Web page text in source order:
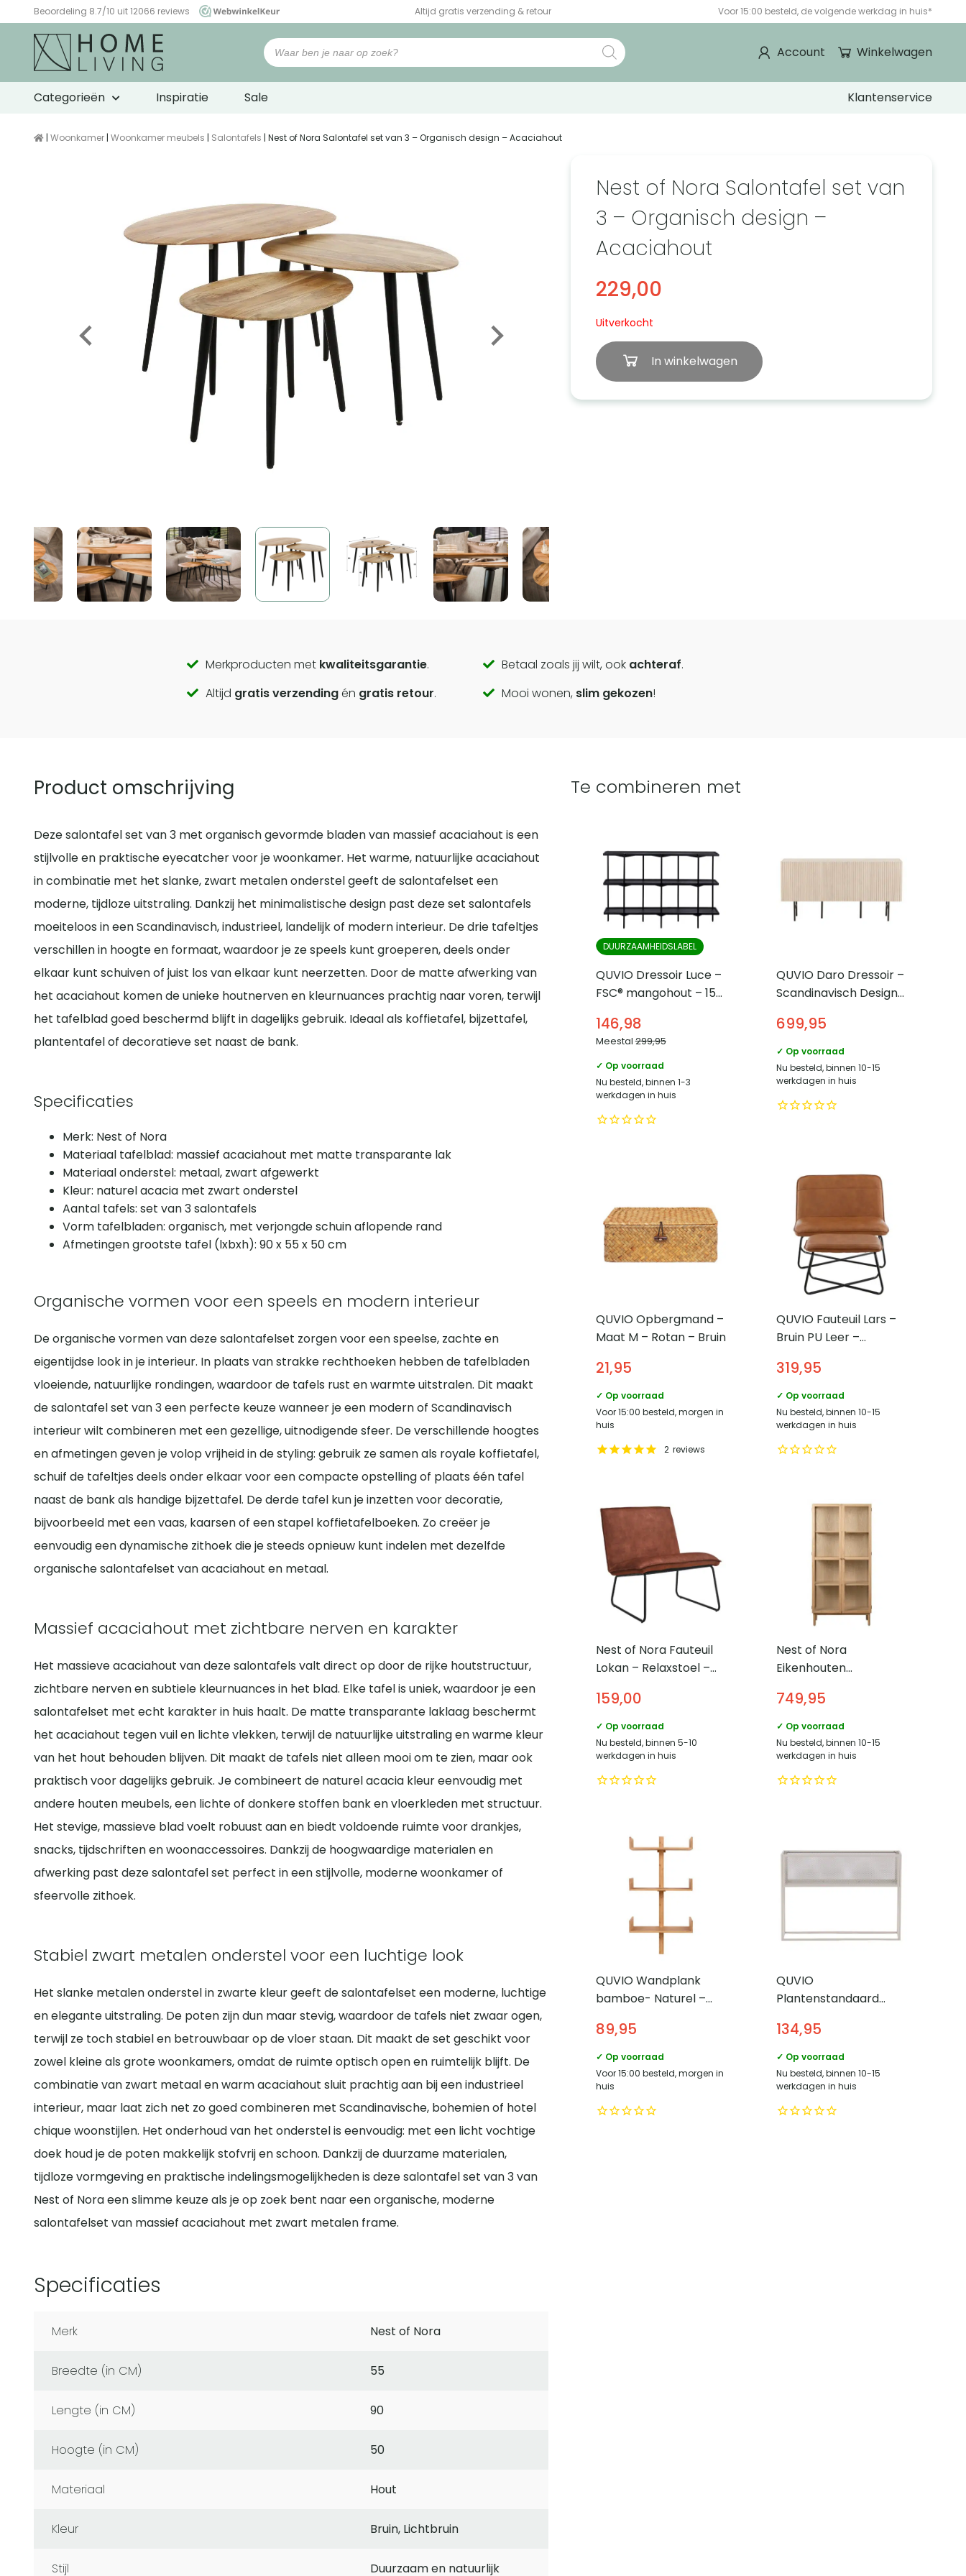
Beoordeling 8.7/10 uit 12066 reviews
WebwinkelKeur
Altijd gratis verzending & retour Voor 15:00 besteld, de volgende werkdag in huis*
Winkelwagen
Account
Categorieën Inspiratie Sale Klantenservice
| Woonkamer | Woonkamer meubels | Salontafels | Nest of Nora Salontafel set van 3 – Organisch design – Acaciahout
Nest of Nora Salontafel set van
3 – Organisch design –
Acaciahout
229,00
Uitverkocht
In winkelwagen
Call
to
Merkproducten met kwaliteitsgarantie. Betaal zoals jij wilt, ook achteraf.
Altijd gratis verzendingén gratis retour. Mooi wonen, slim gekozen!
Product omschrijving
Deze salontafel set van 3 met organisch gevormde bladen van massief acaciahout is een
stijlvolle en praktische eyecatcher voor je woonkamer. Het warme, natuurlijke acaciahout
in combinatie met het slanke, zwart metalen onderstel geeft de salontafelset een
moderne, tijdloze uitstraling. Dankzij het minimalistische design past deze set salontafels
moeiteloos in een Scandinavisch, industrieel, landelijk of modern interieur. De drie tafeltjes
verschillen in hoogte en formaat, waardoor je ze speels kunt groeperen, deels onder
elkaar kunt schuiven of juist los van elkaar kunt neerzetten. Door de matte afwerking van
het acaciahout komen de unieke houtnerven en kleurnuances prachtig naar voren, terwijl
het tafelblad goed beschermd blijft in dagelijks gebruik. Ideaal als koffietafel, bijzettafel,
plantentafel of decoratieve set naast de bank.
Specificaties
Merk: Nest of Nora
Materiaal tafelblad: massief acaciahout met matte transparante lak
Materiaal onderstel: metaal, zwart afgewerkt
Kleur: naturel acacia met zwart onderstel
Aantal tafels: set van 3 salontafels
Vorm tafelbladen: organisch, met verjongde schuin aflopende rand
Afmetingen grootste tafel (lxbxh): 90 x 55 x 50 cm
Organische vormen voor een speels en modern interieur
De organische vormen van deze salontafelset zorgen voor een speelse, zachte en
eigentijdse look in je interieur. In plaats van strakke rechthoeken hebben de tafelbladen
vloeiende, natuurlijke rondingen, waardoor de tafels rust en warmte uitstralen. Dit maakt
de salontafel set van 3 een perfecte keuze wanneer je een modern of Scandinavisch
interieur wilt combineren met een gezellige, uitnodigende sfeer. De verschillende hoogtes
en afmetingen geven je volop vrijheid in de styling: gebruik ze samen als royale koffietafel,
schuif de tafeltjes deels onder elkaar voor een compacte opstelling of plaats één tafel
naast de bank als handige bijzettafel. De derde tafel kun je inzetten voor decoratie,
bijvoorbeeld met een vaas, kaarsen of een stapel koffietafelboeken. Zo creëer je
eenvoudig een dynamische zithoek die je steeds opnieuw kunt indelen met dezelfde
organische salontafelset van acaciahout en metaal.
Massief acaciahout met zichtbare nerven en karakter
Het massieve acaciahout van deze salontafels valt direct op door de rijke houtstructuur,
zichtbare nerven en subtiele kleurnuances in het blad. Elke tafel is uniek, waardoor je een
salontafelset met echt karakter in huis haalt. De matte transparante laklaag beschermt
het acaciahout tegen vuil en lichte vlekken, terwijl de natuurlijke uitstraling en warme kleur
van het hout behouden blijven. Dit maakt de tafels niet alleen mooi om te zien, maar ook
praktisch voor dagelijks gebruik. Je combineert de naturel acacia kleur eenvoudig met
andere houten meubels, een lichte of donkere stoffen bank en vloerkleden met structuur.
Het stevige, massieve blad voelt robuust aan en biedt voldoende ruimte voor drankjes,
snacks, tijdschriften en woonaccessoires. Dankzij de hoogwaardige materialen en
afwerking past deze salontafel set perfect in een stijlvolle, moderne woonkamer of
sfeervolle zithoek.
Stabiel zwart metalen onderstel voor een luchtige look
Het slanke metalen onderstel in zwarte kleur geeft de salontafelset een moderne, luchtige
en elegante uitstraling. De poten zijn dun maar stevig, waardoor de tafels niet zwaar ogen,
terwijl ze toch stabiel en betrouwbaar op de vloer staan. Dit maakt de set geschikt voor
zowel kleine als grote woonkamers, omdat de ruimte optisch open en ruimtelijk blijft. De
combinatie van zwart metaal en warm acaciahout sluit prachtig aan bij een industrieel
interieur, maar laat zich net zo goed combineren met Scandinavische, bohemien of hotel
chique woonstijlen. Het onderhoud van het onderstel is eenvoudig: met een licht vochtige
doek houd je de poten makkelijk stofvrij en schoon. Dankzij de duurzame materialen,
tijdloze vormgeving en praktische indelingsmogelijkheden is deze salontafel set van 3 van
Nest of Nora een slimme keuze als je op zoek bent naar een organische, moderne
salontafelset van massief acaciahout met zwart metalen frame.
Specificaties
Merk Nest of Nora
Breedte (in CM) 55
Lengte (in CM) 90
Hoogte (in CM) 50
Materiaal Hout
Kleur Bruin, Lichtbruin
Stijl Duurzaam en natuurlijk
Te combineren met
DUURZAAMHEIDSLABEL
QUVIO Dressoir Luce –
FSC® mangohout – 150
146,98
Meestal299,95
✓ Op voorraad
Nu besteld, binnen 1-3
werkdagen in huis
QUVIO Daro Dressoir –
Scandinavisch Design
Zwarte Poten
699,95
✓ Op voorraad
Nu besteld, binnen 10-15
werkdagen in huis
QUVIO Opbergmand –
Maat M – Rotan – Bruin
21,95
✓ Op voorraad
Voor 15:00 besteld, morgen in
huis
2 reviews
QUVIO Fauteuil Lars –
Bruin PU Leer –
Lounge – Inclusief
Voetenbank
319,95
✓ Op voorraad
Nu besteld, binnen 10-15
werkdagen in huis
Nest of Nora Fauteuil
Lokan – Relaxstoel –
159,00
✓ Op voorraad
Nu besteld, binnen 5-10
werkdagen in huis
Nest of Nora
Eikenhouten
met glazen deuren –
190x90x40 cm – Eiken
749,95
✓ Op voorraad
Nu besteld, binnen 10-15
werkdagen in huis
QUVIO Wandplank
bamboe- Naturel –
89,95
✓ Op voorraad
Voor 15:00 besteld, morgen in
huis
QUVIO
Plantenstandaard
Design – Beige Staal
134,95
✓ Op voorraad
Nu besteld, binnen 10-15
werkdagen in huis